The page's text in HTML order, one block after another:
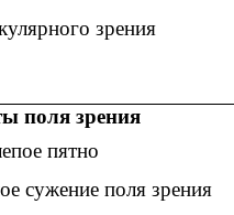
зрения
поля зрения
пятно
сужение поля зрения